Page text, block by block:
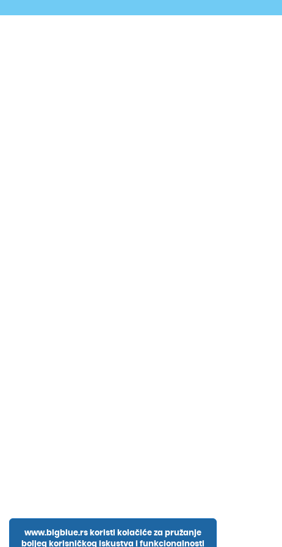
www.bigblue.rs koristi kolačiće za pružanje
boljeg korisničkog iskustva i funkcionalnosti